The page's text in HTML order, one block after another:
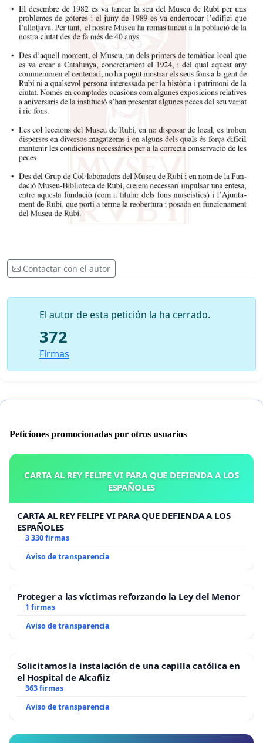
Contactar con el autor
El autor de esta petición la ha cerrado.
372
Firmas
Peticiones promocionadas por otros usuarios
CARTA AL REY FELIPE VI PARA QUE DEFIENDA A LOS
ESPAÑOLES
CARTA AL REY FELIPE VI PARA QUE DEFIENDA A LOS
ESPAÑOLES
3 330 firmas
Aviso de transparencia
Proteger a las víctimas reforzando la Ley del Menor
1 firmas
Aviso de transparencia
Solicitamos la instalación de una capilla católica en
el Hospital de Alcañiz
363 firmas
Aviso de transparencia